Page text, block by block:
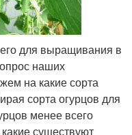
для выращивания в
наших
на какие сорта
сорта огурцов для
менее всего
существуют